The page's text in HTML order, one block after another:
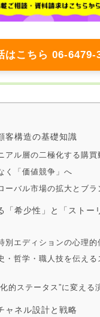
はこちら 06-6479-
客構造の基礎知識
アル層の二極化する購買
く「価値競争」へ
ーバル市場の拡大とブラ
「希少性」と「ストー
別エディションの心理的
・哲学・職人技を伝える
的ステータス”に変える
ャネル設計と戦略